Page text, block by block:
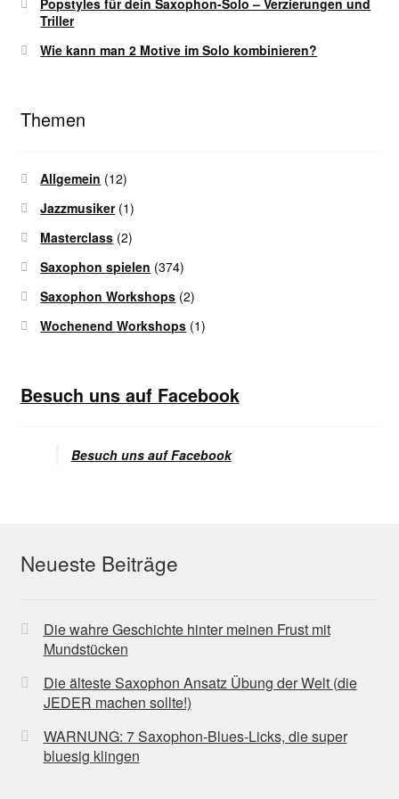
Popstyles für dein Saxophon-Solo – Verzierungen und
Triller
Wie kann man 2 Motive im Solo kombinieren?
Themen
Allgemein (12)
Jazzmusiker(1)
Masterclass (2)
Saxophon spielen (374)
Saxophon Workshops (2)
Wochenend Workshops (1)
Besuch uns auf Facebook
Besuch uns auf Facebook
Neueste Beiträge
Die wahre Geschichte hinter meinen Frust mit
Mundstücken
Die älteste Saxophon Ansatz Übung der Welt (die
JEDER machen sollte!)
WARNUNG: 7 Saxophon-Blues-Licks, die super
bluesig klingen